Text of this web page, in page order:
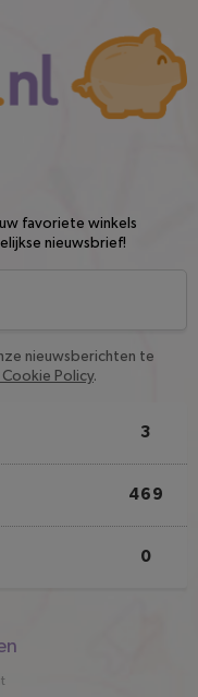
favoriete winkels
nieuwsbrief!
nieuwsberichten te
Cookie Policy.
3
469
0